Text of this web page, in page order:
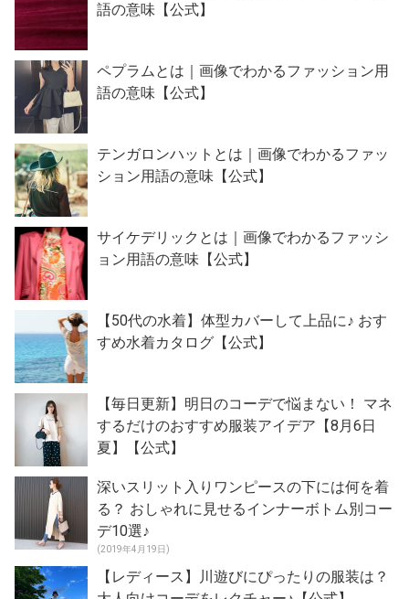
語の意味【公式】
ペプラムとは｜画像でわかるファッション用
語の意味【公式】
テンガロンハットとは｜画像でわかるファッ
ション用語の意味【公式】
サイケデリックとは｜画像でわかるファッシ
ョン用語の意味【公式】
【50代の水着】体型カバーして上品に♪ おす
すめ水着カタログ【公式】
【毎日更新】明日のコーデで悩まない！ マネ
するだけのおすすめ服装アイデア【8月6日
夏】【公式】
深いスリット入りワンピースの下には何を着
る？ おしゃれに見せるインナーボトム別コー
デ10選♪
(2019年4月19日)
【レディース】川遊びにぴったりの服装は？